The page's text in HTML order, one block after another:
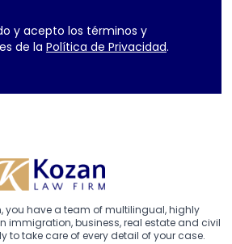
y acepto los términos y
de la Política de Privacidad.
you have a team of multilingual, highly
immigration, business, real estate and civil
to take care of every detail of your case.